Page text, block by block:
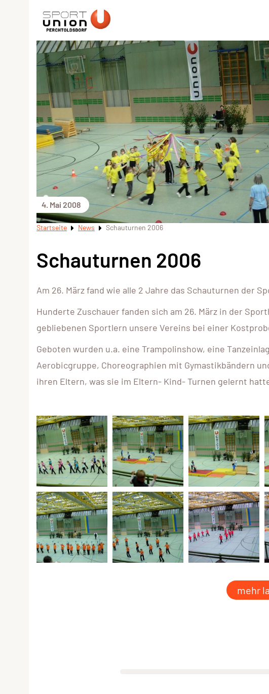
4. Mai 2008
Startseite News Schauturnen 2006
Schauturnen 2006
Am 26. März fand wie alle 2 Jahre das Schauturnen der
Hunderte Zuschauer fanden sich am 26. März in der
gebliebenen Sportlern unsere Vereins bei einer
Geboten wurden u.a. eine Trampolinshow, eine
Aerobicgruppe, Choreographien mit Gymastikbändern
ihren Eltern, was sie im Eltern- Kind- Turnen gelernt
mehr